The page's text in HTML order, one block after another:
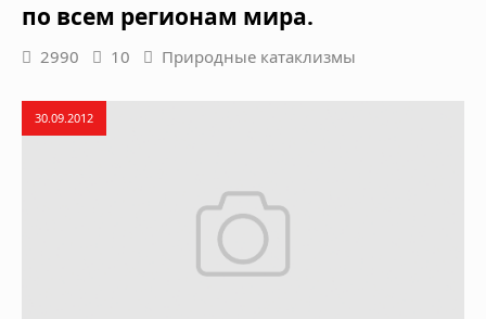
по всем регионам мира.
2990 10 Природные катаклизмы
30.09.2012